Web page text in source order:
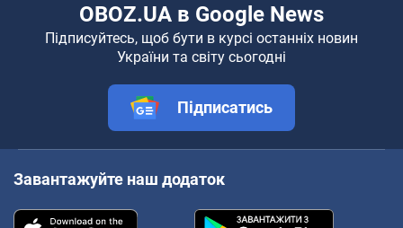
OBOZ.UA в Google News
Підписуйтесь, щоб бути в курсі останніх новин
України та світу сьогодні
Підписатись
Завантажуйте наш додаток